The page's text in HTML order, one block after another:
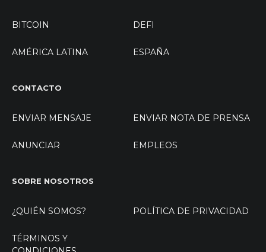
BITCOIN DEFI
AMÉRICA LATINA ESPAÑA
CONTACTO
ENVIAR MENSAJE ENVIAR NOTA DE PRENSA
ANUNCIAR EMPLEOS
SOBRE NOSOTROS
¿QUIÉN SOMOS? POLÍTICA DE PRIVACIDAD
TÉRMINOS Y